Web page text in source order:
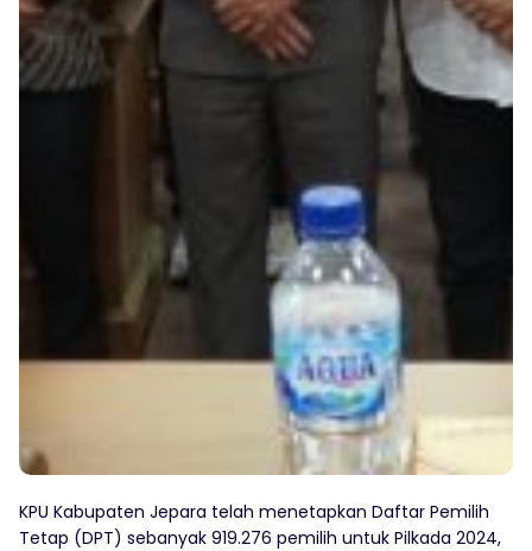
KPU Kabupaten Jepara telah menetapkan Daftar Pemilih
Tetap (DPT) sebanyak 919.276 pemilih untuk Pilkada 2024,